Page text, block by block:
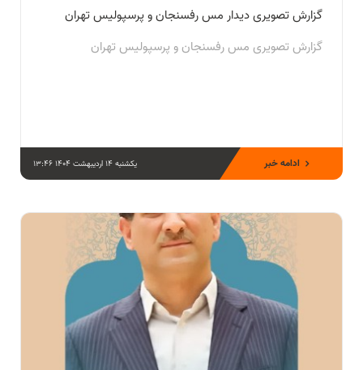
گزارش تصویری دیدار مس رفسنجان و پرسپولیس تهران
گزارش تصویری مس رفسنجان و پرسپولیس تهران
یکشنبه 14 اردیبهشت 1404 13:46 ادامه خبر